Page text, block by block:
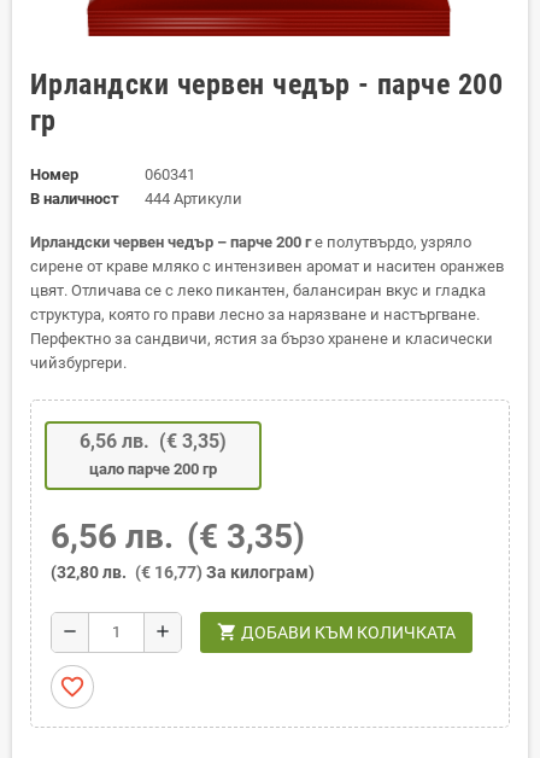
Ирландски червен чедър - парче 200
гр
Номер
060341
В наличност
444 Артикули
Ирландски червен чедър – парче 200 ге полутвърдо, узряло
сирене от краве мляко с интензивен аромат и наситен оранжев
цвят. Отличава се с леко пикантен, балансиран вкус и гладка
структура, която го прави лесно за нарязване и настъргване.
Перфектно за сандвичи, ястия за бързо хранене и класически
чийзбургери.
6,56 лв. (€ 3,35)
цало парче 200 гр
6,56 лв. (€ 3,35)
(32,80 лв. (€ 16,77) За килограм)
remove add shopping_cart ДОБАВИ КЪМ КОЛИЧКАТА
favorite_border